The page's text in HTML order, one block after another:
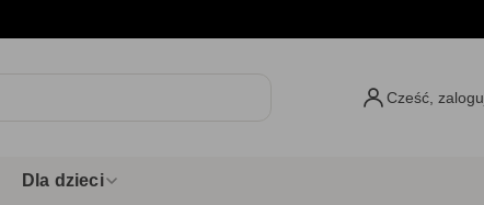
Cześć,
Dla dzieci